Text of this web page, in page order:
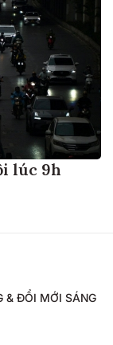
lúc 9h
& ĐỔI MỚI SÁNG